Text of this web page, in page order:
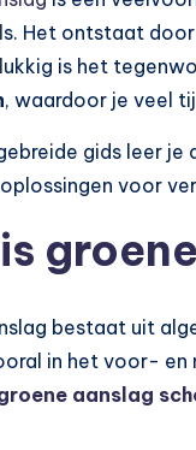
Het ontstaat
is het
, waardoor je veel
gids leer
voor
bestaat uit
in het voor-
aanslag